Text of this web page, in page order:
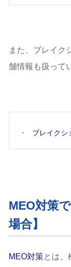
また、ブレイク
舗情報も扱って
ブレイクシ
MEO対策
場合】
MEO対策とは、